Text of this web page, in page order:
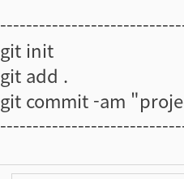
git init
git add .
git commit -am